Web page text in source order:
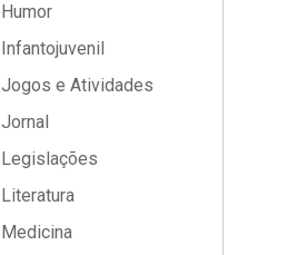
Humor
Infantojuvenil
Jogos e Atividades
Jornal
Legislações
Literatura
Medicina